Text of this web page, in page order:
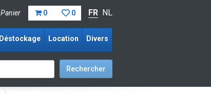
Panier 0 0 FR NL
Déstockage Location Divers